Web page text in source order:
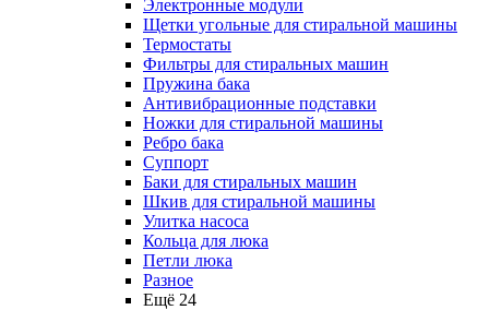
Электронные модули
Щетки угольные для стиральной машины
Термостаты
Фильтры для стиральных машин
Пружина бака
Антивибрационные подставки
Ножки для стиральной машины
Ребро бака
Суппорт
Баки для стиральных машин
Шкив для стиральной машины
Улитка насоса
Кольца для люка
Петли люка
Разное
Ещё 24